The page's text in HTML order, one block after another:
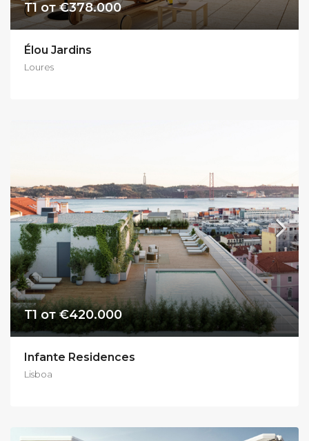
Т1 от €378.000
Élou Jardins
Loures
Т1 от €420.000
Infante Residences
Lisboa